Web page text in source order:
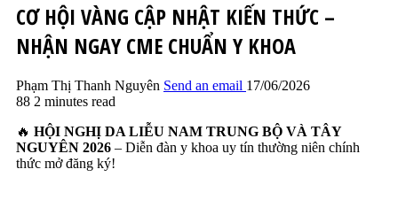
CƠ HỘI VÀNG CẬP NHẬT KIẾN THỨC –
NHẬN NGAY CME CHUẨN Y KHOA
Phạm Thị Thanh Nguyên Send an email 17/06/2026
88 2 minutes read
🔥 HỘI NGHỊ DA LIỄU NAM TRUNG BỘ VÀ TÂY
NGUYÊN 2026 – Diễn đàn y khoa uy tín thường niên chính
thức mở đăng ký!